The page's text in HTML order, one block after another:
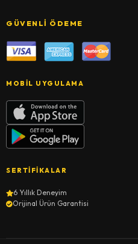
GÜVENLI ÖDEME
MOBIL UYGULAMA
SERTIFIKALAR
6 Yıllık Deneyim
Orijinal Ürün Garantisi